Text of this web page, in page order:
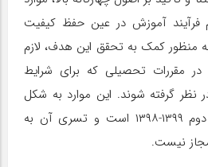
فرآیند آموزش در عین حفظ کیفیت
منظور کمک به تحقق این هدف، لازم
در مقررات تحصیلی که برای شرایط
گرفته شوند. این موارد به شکل
استثنایی و ویژه نیمسال دوم ۱۳۹۹-۱۳۹۸ است و تسری آن به
نیست.